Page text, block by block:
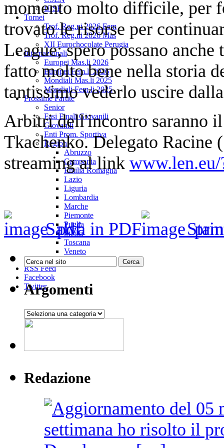
UISP
Tornei
Trof. Reg.ni 2026 Fem
Trof. Reg.ni 2026 Mas
XII Eurochocolate Perugia
Internazionali
Europei Mas.li 2026
Europei Fem.li 2026
Mondiali Mas.li 2025
Mondiali Fem.li 2025
Prossime Partite
Senior
Fasi Finali Giovanili
Giovanili
Enti Prom. Sportiva
Regioni
Abruzzo
Campania
Emilia Romagna
Lazio
Liguria
Lombardia
Marche
Piemonte
Puglia
Sicilia
Toscana
Veneto
RSS Feed
Facebook
Twitter
momento molto difficile, per
trovato le risorse per
League; spero possano
fatto molto bene nella storia
tantissimo vederlo uscire
Arbitri dell'incontro saranno
Tkachenko. Delegato Racine
streaming al link
Salva in PDF
Argomenti
Argomenti
Redazione